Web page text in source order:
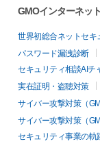
GMOインターネッ
世界初総合ネットセキ
パスワード漏洩診断
セキュリティ相談AIチ
実在証明・盗聴対策
サイバー攻撃対策（
サイバー攻撃対策（
セキュリティ事業の軌